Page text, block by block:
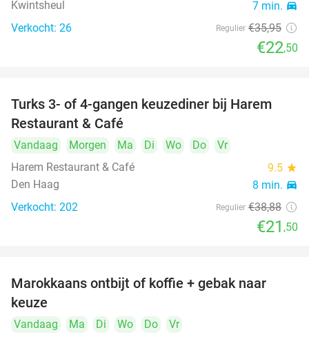
Kwintsheul 7 min. directions_car
Verkocht: 26 Regulier €35,95
€22,50
45%
Turks 3- of 4-gangen keuzediner bij Harem
Restaurant & Café
Vandaag Morgen Ma Di Wo Do
Vr
Harem Restaurant & Café
9.5 star
Den Haag 8 min. directions_car
Verkocht: 202 Regulier €38,88
€21 ,50
Marokkaans ontbijt of koffie + gebak naar
keuze
Vandaag Ma Di Wo Do
Vr